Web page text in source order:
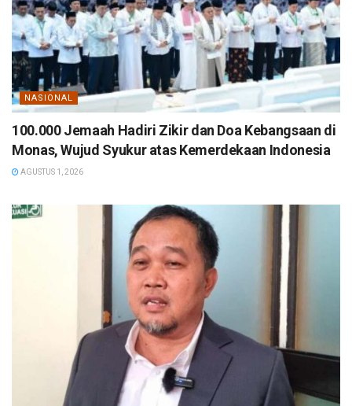
NASIONAL
100.000 Jemaah Hadiri Zikir dan Doa Kebangsaan di
Monas, Wujud Syukur atas Kemerdekaan Indonesia
AGUSTUS 1, 2026